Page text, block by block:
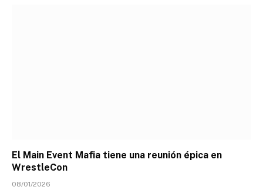
El Main Event Mafia tiene una reunión épica en
WrestleCon
08/01/2026